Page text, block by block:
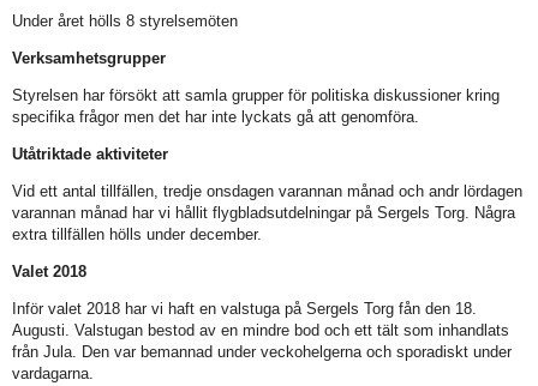
Under året hölls 8 styrelsemöten
Verksamhetsgrupper
Styrelsen har försökt att samla grupper för politiska diskussioner kring
specifika frågor men det har inte lyckats gå att genomföra.
Utåtriktade aktiviteter
Vid ett antal tillfällen, tredje onsdagen varannan månad och andr lördagen
varannan månad har vi hållit flygbladsutdelningar på Sergels Torg. Några
extra tillfällen hölls under december.
Valet 2018
Inför valet 2018 har vi haft en valstuga på Sergels Torg fån den 18.
Augusti. Valstugan bestod av en mindre bod och ett tält som inhandlats
från Jula. Den var bemannad under veckohelgerna och sporadiskt under
vardagarna.